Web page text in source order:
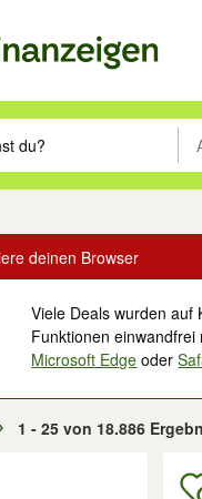
Eingabetaste
deinen Browser
Viele Deals wurden auf
Funktionen
Microsoft Edge oder
1 - 25 von 18.886